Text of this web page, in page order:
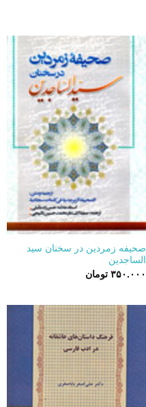
صحیفه زمردین در سخنان سید
الساجدین
۳۵۰.۰۰۰ تومان